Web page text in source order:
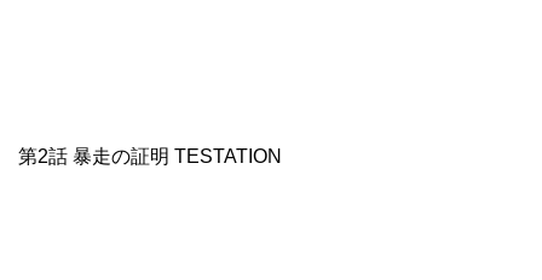
第2話 暴走の証明 TESTATION